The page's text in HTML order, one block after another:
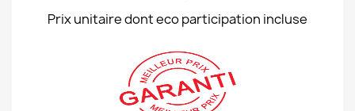
Prix unitaire dont eco participation incluse